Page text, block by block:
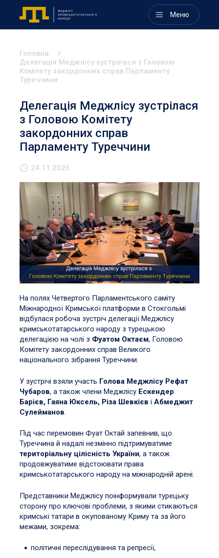
Меню
Головна
Делегація Меджлісу зустрілася з Головою
Комітету закордонних справ Парламенту
Туреччини
Делегація Меджлісу зустрілася
з Головою Комітету
закордонних справ
Парламенту Туреччини
24.11.2025
На полях Четвертого Парламентського саміту
Міжнародної Кримської платформи в Стокгольмі
відбулася робоча зустріч делегації Меджлісу
кримськотатарського народу з турецькою
делегацією на чолі з Фуатом Октаєм, Головою
Комітету закордонних справ Великого
національного зібрання Туреччини.
У зустрічі взяли участь Голова Меджлісу Рефат
Чубаров, а також члени Меджлісу Ескендер
Барієв, Гаяна Юксель, Різа Шевкієв і Абмеджит
Сулейманов
Під час перемовин Фуат Октай запевнив, що
Туреччина й надалі незмінно підтримуватиме
територіальну цілісність України, а також
продовжуватиме відстоювати права
кримськотатарського народу на міжнародній арені.
Представники Меджлісу поінформували турецьку
сторону про ключові проблеми, з якими стикаються
кримські татари в окупованому Криму та за його
межами, зокрема:
політичні переслідування та репресії,